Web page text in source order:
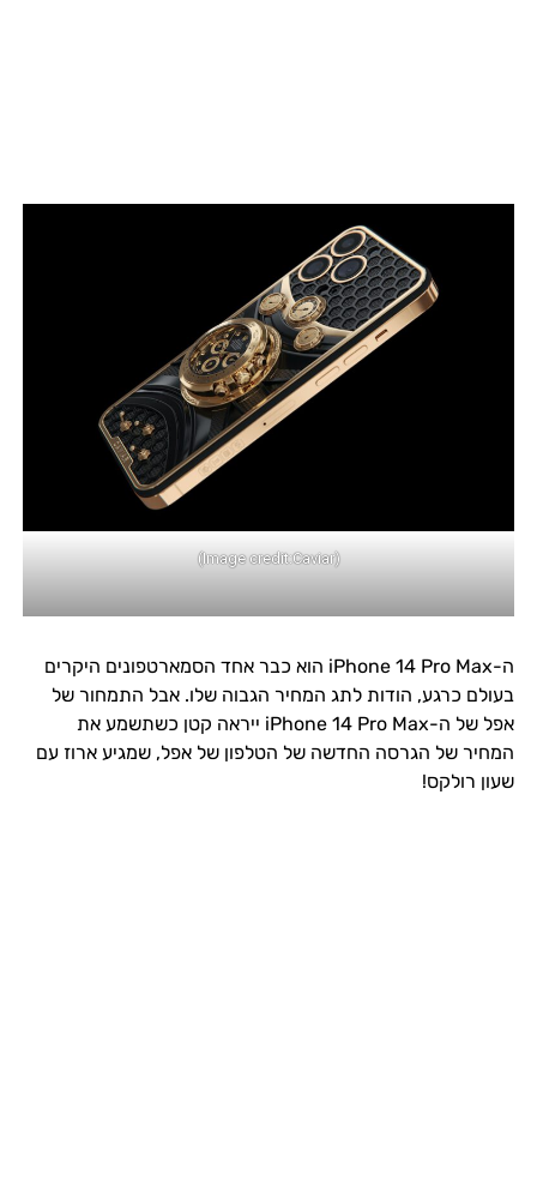
(Image credit:Caviar)
ה-iPhone 14 Pro Max הוא כבר אחד הסמארטפונים היקרים
בעולם כרגע, הודות לתג המחיר הגבוה שלו. אבל התמחור של
אפל של ה-iPhone 14 Pro Max ייראה קטן כשתשמע את
המחיר של הגרסה החדשה של הטלפון של אפל, שמגיע ארוז עם
שעון רולקס!